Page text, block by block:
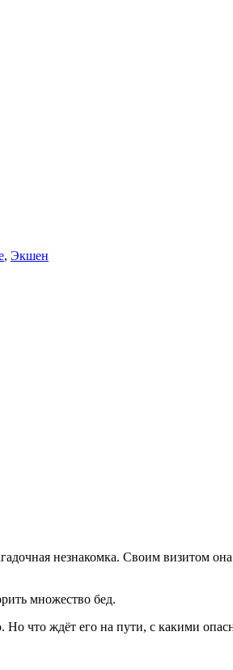
, Экшен
незнакомка. Своим визитом
множество бед.
что ждёт его на пути, с какими